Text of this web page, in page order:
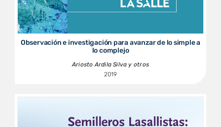
Observación e investigación para avanzar de lo simple a
lo complejo
Ariosto Ardila Silva y otros
2019